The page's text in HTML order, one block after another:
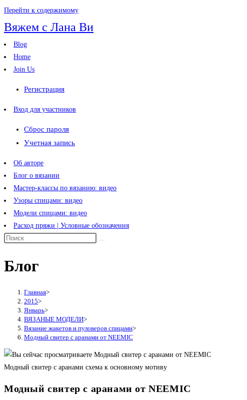
Перейти к содержимому
Вяжем с Лана Ви
Blog
Home
Join Us
Регистрация
Вход для участников
Сброс пароля
Учетная запись
Об авторе
Блог о вязании
Мастер-классы по вязанию: видео
Узоры спицами: видео
Модели спицами: видео
Расход пряжи | Условные обозначения
Блог
Главная>
2015>
Январь>
ВЯЗАНЫЕ МОДЕЛИ>
Вязание жакетов и пуловеров спицами>
Модный свитер с аранами от NEEMIC
Модный свитер с аранами схема к основному мотиву
Модный свитер с аранами от NEEMIC